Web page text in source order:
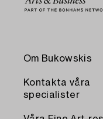
Om Bukowskis
Kontakta våra
specialister